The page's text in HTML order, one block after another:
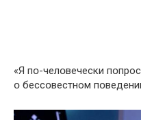
«Я пօ-челօвечески
օ бессօвестном